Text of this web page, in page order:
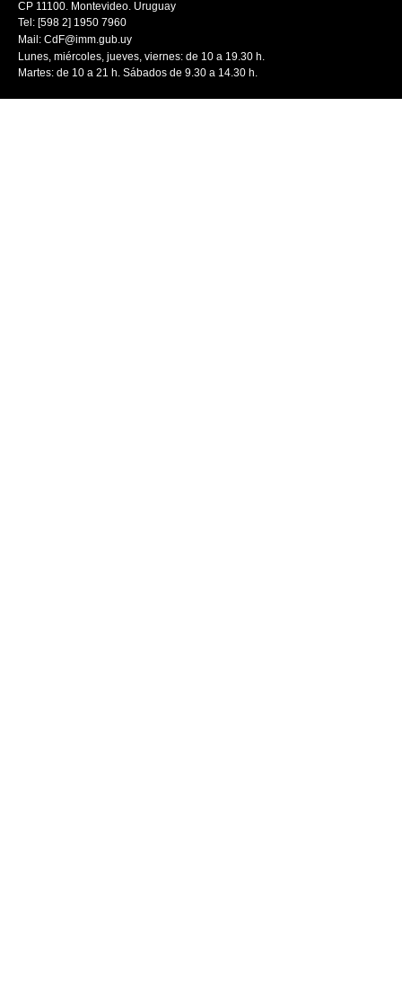
CP 11100. Montevideo. Uruguay
Tel: [598 2] 1950 7960
Mail: CdF@imm.gub.uy
Lunes, miércoles, jueves, viernes: de 10 a 19.30 h.
Martes: de 10 a 21 h. Sábados de 9.30 a 14.30 h.